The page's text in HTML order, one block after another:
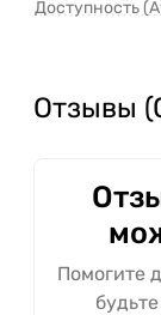
Доступность
Отзывы
Помогите